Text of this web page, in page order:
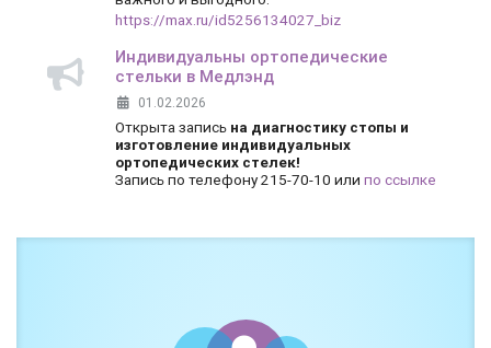
https://max.ru/id5256134027_biz
Индивидуальны ортопедические
стельки в Медлэнд
01.02.2026
Открыта запись на диагностику стопы и
изготовление индивидуальных
ортопедических стелек!
Запись по телефону 215-70-10 или по ссылке